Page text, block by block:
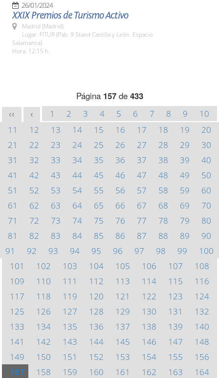
26/01/2024
XXIX Premios de Turismo Activo
Madrid (Madrid)
Lugar: FITUR (Pab. 9 Stand Castilla y León. Espacio
Salamanca)
Hora: 12:15 h.
Página 157de 433
<< < 1 2 3 4 5 6 7 8 9
10
11
12 13 14 15 16 17 18 19
20
21
22 23 24 25 26 27 28 29
30
31
32 33 34 35 36 37 38 39
40
41
42 43 44 45 46 47 48 49
50
51
52 53 54 55 56 57 58 59
60
61
62 63 64 65 66 67 68 69
70
71
72 73 74 75 76 77 78 79
80
81
82 83 84 85 86 87 88 89
90
91
92 93 94 95 96 97 98 99
100
101
102 103 104 105 106 107
108
109
110 111 112 113 114 115
116
117
118 119 120 121 122 123
124
125
126 127 128 129 130 131
132
133
134 135 136 137 138 139
140
141
142 143 144 145 146 147
148
149
150 151 152 153 154 155
156
157
158 159 160 161 162 163
164